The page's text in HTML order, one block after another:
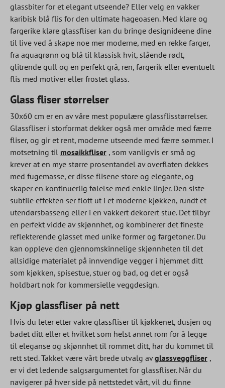
glassbiter for et elegant utseende? Eller velg en vakker
karibisk blå flis for den ultimate hageoasen. Med klare og
fargerike klare glassfliser kan du bringe designideene dine
til live ved å skape noe mer moderne, med en rekke farger,
fra aquagrønn og blå til klassisk hvit, slående rødt,
glitrende gull og en perfekt grå, ren, fargerik eller eventuelt
flis med motiver eller frostet glass.
Glass fliser størrelser
30x60 cm er en av våre mest populære glassflisstørrelser.
Glassfliser i storformat dekker også mer område med færre
fliser, og gir et rent, moderne utseende med færre sømmer. I
motsetning til mosaikkfliser , som vanligvis er små og
krever at en mye større prosentandel av overflaten dekkes
med fugemasse, er disse flisene store og elegante, og
skaper en kontinuerlig følelse med enkle linjer. Den siste
subtile effekten ser flott ut i et moderne kjøkken, rundt et
utendørsbasseng eller i en vakkert dekorert stue. Det tilbyr
en perfekt vidde av skjønnhet, og kombinerer det fineste
reflekterende glasset med unike former og fargetoner. Du
kan oppleve den gjennomskinnelige skjønnheten til det
allsidige materialet på innvendige vegger i hjemmet ditt
som kjøkken, spisestue, stuer og bad, og det er også
holdbart nok for kommersielle veggdesign.
Kjøp glassfliser på nett
Hvis du leter etter vakre glassfliser til kjøkkenet, dusjen og
badet ditt eller et hvilket som helst annet rom for å legge
til eleganse og skjønnhet til rommet ditt, har du kommet til
rett sted. Takket være vårt brede utvalg avglassveggfliser ,
er vi det ledende salgsargumentet for glassfliser. Når du
navigerer på hver side på nettstedet vårt, vil du finne